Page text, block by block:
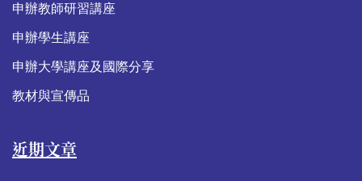
申辦教師研習講座
申辦學生講座
申辦大學講座及國際分享
教材與宣傳品
近期文章